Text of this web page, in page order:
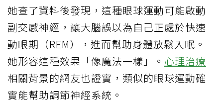
她查了資料後發現，這種眼球運動可能啟動
副交感神經，讓大腦誤以為自己正處於快速
動眼期（REM），進而幫助身體放鬆入眠。
她形容這種效果「像魔法一樣」。 心理治療
相關背景的網友也證實，類似的眼球運動確
實能幫助調節神經系統。